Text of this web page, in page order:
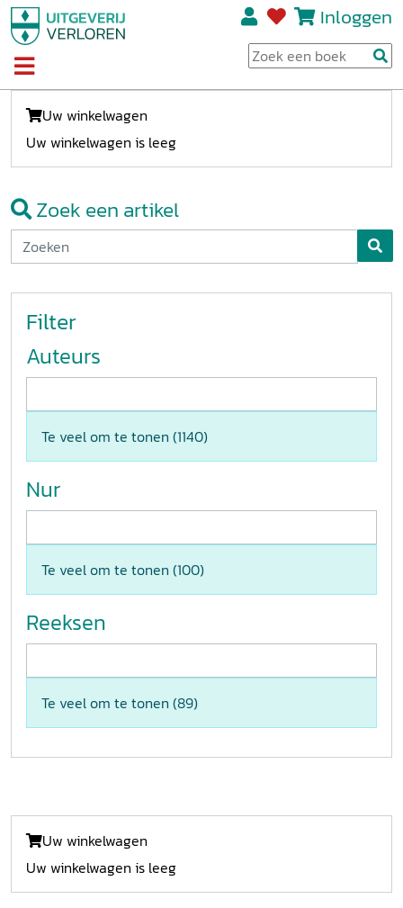
Inloggen
Uw winkelwagen
Uw winkelwagen is leeg
Zoek een artikel
Filter
Auteurs
Te veel om te tonen (1140)
Nur
Te veel om te tonen (100)
Reeksen
Te veel om te tonen (89)
Uw winkelwagen
Uw winkelwagen is leeg